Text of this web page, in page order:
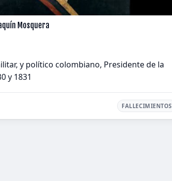
Mosquera
y político colombiano, Presidente de la
y 1831
FALLECIMIENTOS